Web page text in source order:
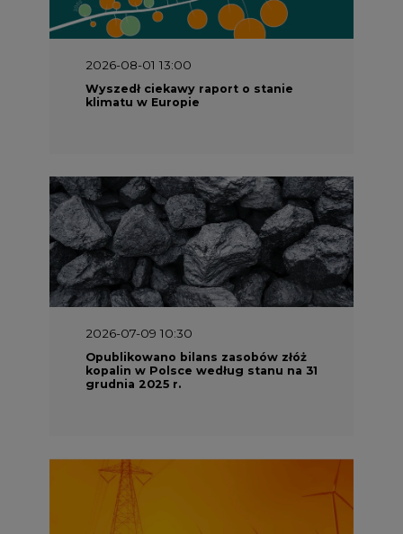
2026-08-01 13:00
Wyszedł ciekawy raport o stanie
klimatu w Europie
2026-07-09 10:30
Opublikowano bilans zasobów złóż
kopalin w Polsce według stanu na 31
grudnia 2025 r.